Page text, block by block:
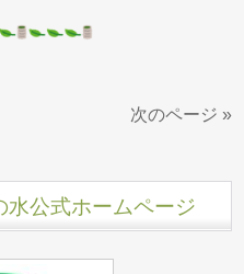
次のページ »
水公式ホームページ